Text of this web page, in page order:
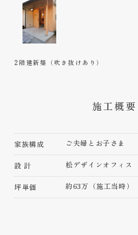
2階建新築（吹き抜けあり）
施工概要
家族構成 ご夫婦とお子さま
設 計 松デザインオフィス
坪単価 約63万（施工当時）